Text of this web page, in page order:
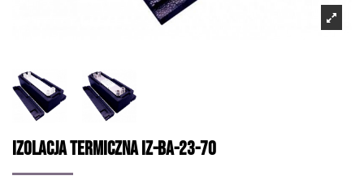
Izolacja Termiczna IZ-Ba-23-70